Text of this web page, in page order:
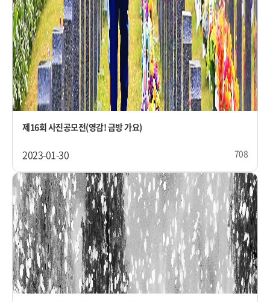
제16회 사진공모전(영감! 금방 가요)
2023-01-30 708